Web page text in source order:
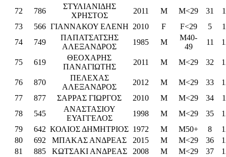
72 786
ΣΤΥΛΙΑΝΙΔΗΣ
ΧΡΗΣΤΟΣ
2011 M M<29 31
73
566 ΓΙΑΝΝΑΚΟΥ ΕΛΕΝΗ 2010 F F<29 5
74
749
ΠΑΠΑΤΣΑΤΣΗΣ
AΛΕΞΑΝΔΡΟΣ
1985 M
M40-
49
11
75 619
ΘΕΟΧΑΡΗΣ
ΠΑΝΑΓΙΩΤΗΣ
2011 M M<29 32
76 870
ΠΕΛΕΧΑΣ
ΑΛΕΞΑΝΔΡΟΣ
2012 M M<29 33
77
877 ΣΑΡΡΑΣ ΓΙΩΡΓΟΣ 2010 M M<29 34
78
545
ΑΝΑΣΤΑΣΙΟΥ
ΕΥΑΓΓΕΛΟΣ
1998 M M<29 35
79
642 ΚΟΛΙΟΣ ΔΗΜΗΤΡΙΟΣ 1972 M M50+ 8
80
692 ΜΠΑΚΑΣ ΑΝΔΡΕΑΣ 2015 M M<29 36
81
885 ΚΩΤΣΑΚΙ ΑΝΔΡΕΑΣ 2008 M M<29 37